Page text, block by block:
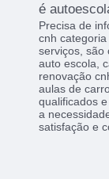
é
Precisa de
cnh
serviços, são
auto escola,
renovação
aulas de
qualificados
a
satisfação e